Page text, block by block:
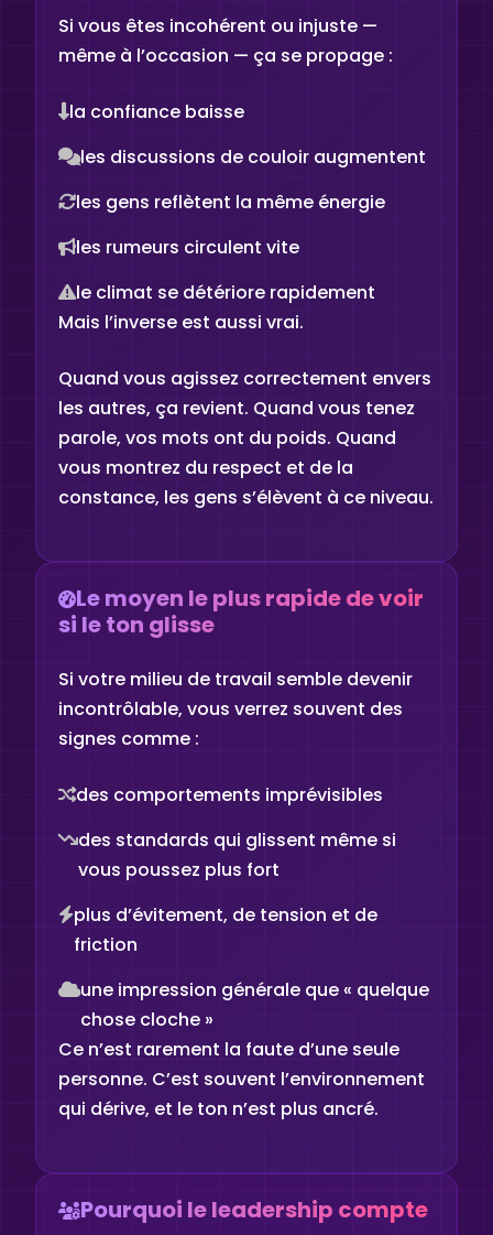
Si vous êtes incohérent ou injuste —
même à l’occasion — ça se propage :
la confiance baisse
les discussions de couloir augmentent
les gens reflètent la même énergie
les rumeurs circulent vite
le climat se détériore rapidement
Mais l’inverse est aussi vrai.
Quand vous agissez correctement envers
les autres, ça revient. Quand vous tenez
parole, vos mots ont du poids. Quand
vous montrez du respect et de la
constance, les gens s’élèvent à ce niveau.
Le moyen le plus rapide de voir
si le ton glisse
Si votre milieu de travail semble devenir
incontrôlable, vous verrez souvent des
signes comme :
des comportements imprévisibles
des standards qui glissent même si
vous poussez plus fort
plus d’évitement, de tension et de
friction
une impression générale que « quelque
chose cloche »
Ce n’est rarement la faute d’une seule
personne. C’est souvent l’environnement
qui dérive, et le ton n’est plus ancré.
Pourquoi le leadership compte